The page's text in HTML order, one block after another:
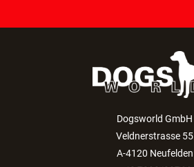
Dogsworld GmbH
Veldnerstrasse 55
A-4120 Neufelden